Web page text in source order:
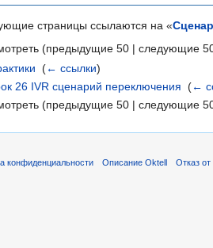
страницы ссылаются на «
(предыдущие 50 | следующие
(← ссылки)
26 IVR сценарий переключения
(←
(предыдущие 50 | следующие
конфиденциальности Описание Oktell Отказ от